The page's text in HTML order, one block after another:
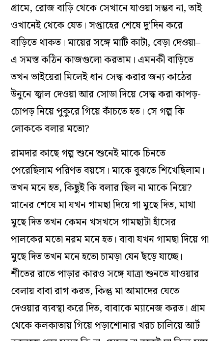
গ্রামে, রোজ বাড়ি থেকে সেখানে যাওয়া সম্ভব না, তাই
ওখানেই থেকে যেত। সপ্তাহের শেষে দু’দিন করে
বাড়িতে থাকত। মায়ের সঙ্গে মাটি কাটা, বেড়া দেওয়া–
এ সমস্ত কঠিন কাজগুলো করতাম। এমনকী বাড়িতে
তখন ভাইয়েরা মিলেই ধান সেদ্ধ করার জন্য কাঠের
উনুনে জ্বাল দেওয়া আর সোডা দিয়ে সেদ্ধ করা কাপড়-
চোপড় নিয়ে পুকুরে গিয়ে কাঁচতে হত। সে গল্প কি
লোককে বলার মতো?
রামদার কাছে গল্প শুনে শুনেই মাকে চিনতে
পেরেছিলাম পরিণত বয়সে। মাকে বুঝতে শিখেছিলাম।
তখন মনে হত, কিছুই কি বলার ছিল না মাকে নিয়ে?
স্নানের শেষে মা যখন গামছা দিয়ে গা মুছে দিত, মাথা
মুছে দিত তখন কেমন খসখসে গামছাটা হাঁসের
পালকের মতো নরম মনে হত। বাবা যখন গামছা দিয়ে গা
মুছে দিত তখন মনে হতো চামড়া যেন ছঁড়ে যাচ্ছে।
শীতের রাতে পাড়ার কারও সঙ্গে যাত্রা শুনতে যাওয়ার
বেলায় বাবা রাগ করত, কিন্তু মা আমাদের যেতে
দেওয়ার ব্যবস্থা করে দিত, বাবাকে ম্যানেজ করত। গ্রাম
থেকে কলকাতায় গিয়ে পড়াশোনার খরচ চালিয়ে আর্ট